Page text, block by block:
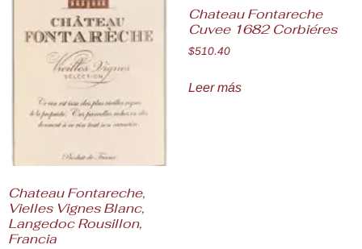
Chateau Fontareche,
Vielles Vignes Blanc,
Langedoc Rousillon,
Francia
Chateau Fontareche
Cuvee 1682 Corbiéres
$510.40
Leer más